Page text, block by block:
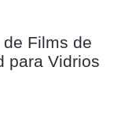
Films de
para Vidrios